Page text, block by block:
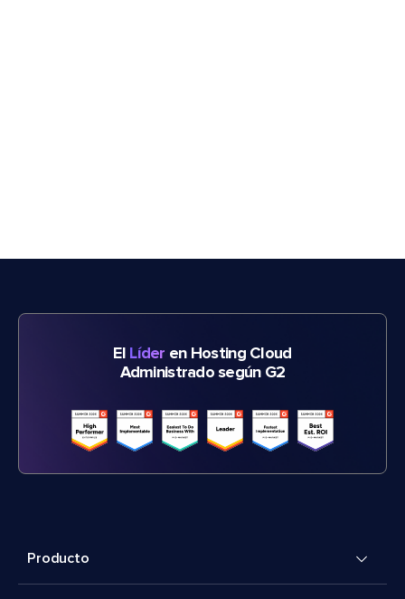
El Líder en Hosting Cloud
Administrado según G2
Producto